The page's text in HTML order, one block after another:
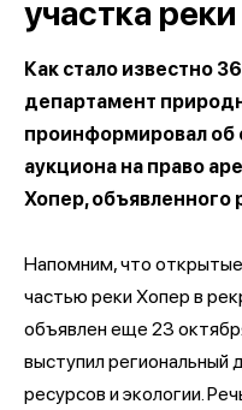
участка
Как стало известно
департамент
проинформировал об
аукциона на право
Хопер, объявленного
Напомним, что открытые
частью реки Хопер в
объявлен еще 23
выступил
ресурсов и экологии.